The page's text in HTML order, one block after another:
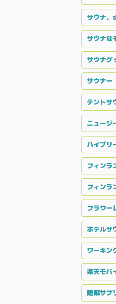
サウナ、
サウナな
サウナグ
サウナー
テントサ
ニュージ
ハイブリ
フィンラ
フィンラ
フラワー
ホテルサ
ワーキン
楽天モバ
睡眠サプ